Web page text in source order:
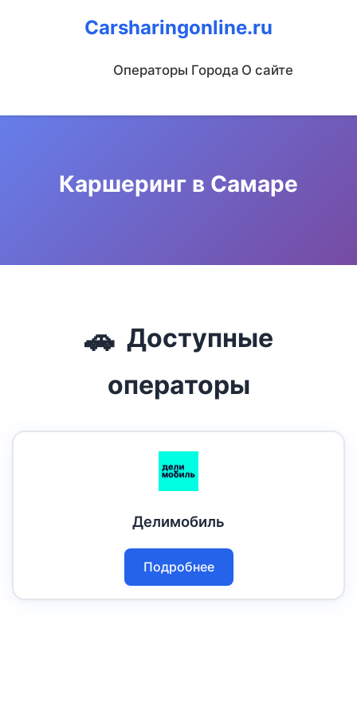
Carsharingonline.ru
Операторы Города О сайте
Каршеринг в Самаре
🚗 Доступные
операторы
Делимобиль
Подробнее